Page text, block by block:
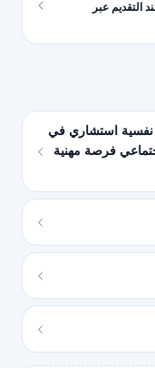
التقديم عبر
استشاري في
فرصة مهنية